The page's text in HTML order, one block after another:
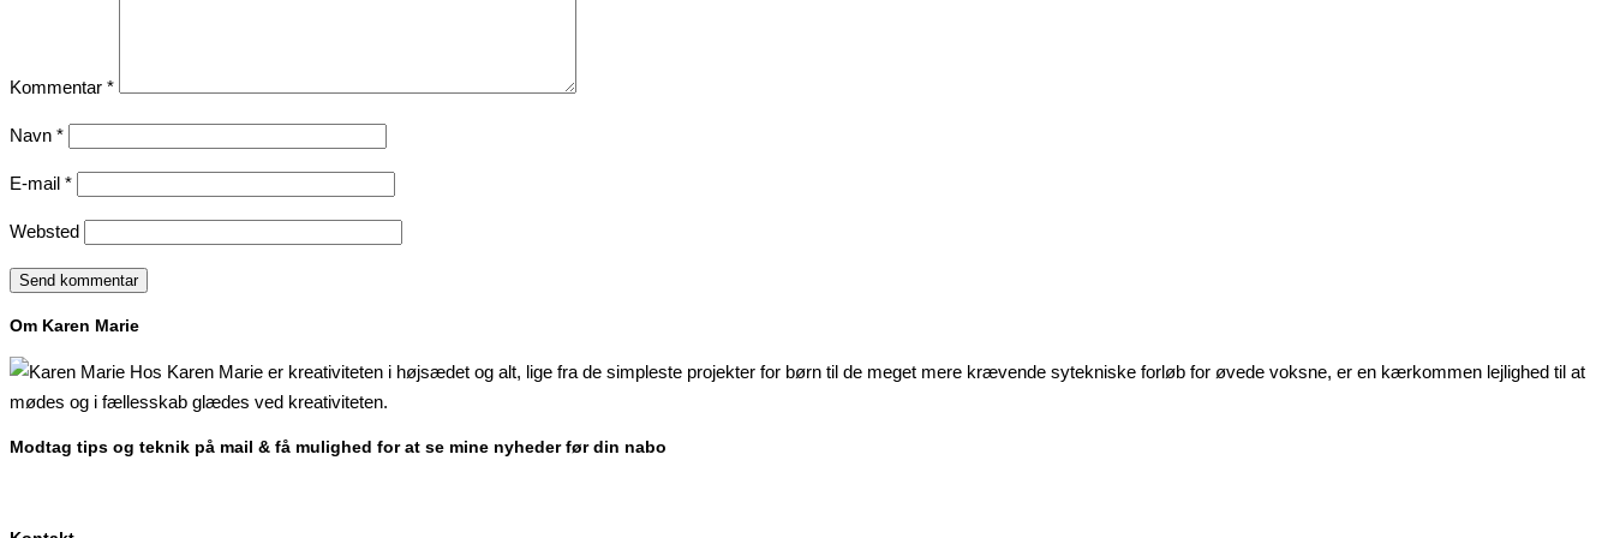
Kommentar *
Navn *
E-mail *
Websted
Om Karen Marie
Hos Karen Marie er kreativiteten i højsædet og alt, lige fra de simpleste projekter for børn til de meget mere krævende sytekniske forløb for øvede voksne, er en kærkommen lejlighed til at
mødes og i fællesskab glædes ved kreativiteten.
Modtag tips og teknik på mail & få mulighed for at se mine nyheder før din nabo